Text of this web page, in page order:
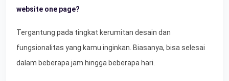
website one page?
Tergantung pada tingkat kerumitan desain dan
fungsionalitas yang kamu inginkan. Biasanya, bisa selesai
dalam beberapa jam hingga beberapa hari.